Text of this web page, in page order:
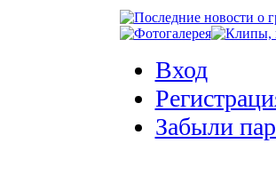
Вход
Забыли